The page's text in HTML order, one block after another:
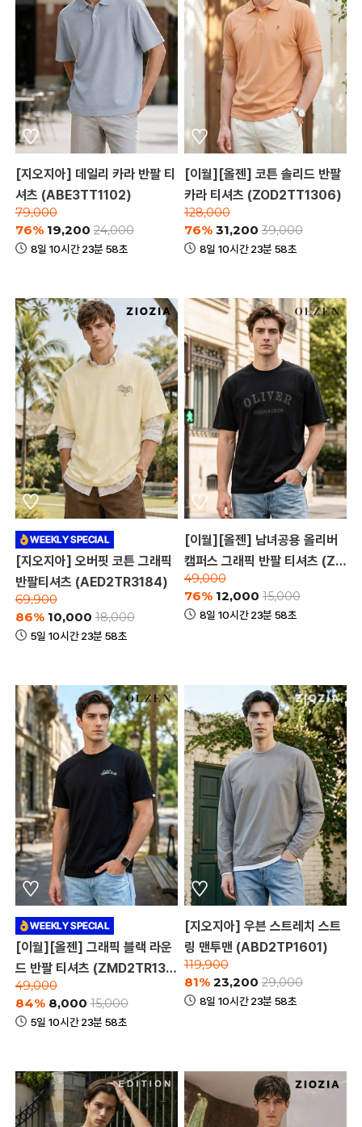
[지오지아] 데일리 카라 반팔 티
셔츠 (ABE3TT1102)
79,000
76% 19,200 24,000
8일 10시간 23분 58초
[이월][올젠] 코튼 솔리드 반팔
카라 티셔츠 (ZOD2TT1306)
128,000
76% 31,200 39,000
8일 10시간 23분 58초
[지오지아] 오버핏 코튼 그래픽
반팔티셔츠 (AED2TR3184)
69,900
86% 10,000 18,000
5일 10시간 23분 58초
[이월][올젠] 남녀공용 올리버
캠퍼스 그래픽 반팔 티셔츠 (ZM
D2TR1901_A)
49,000
76% 12,000 15,000
8일 10시간 23분 58초
[이월][올젠] 그래픽 블랙 라운
드 반팔 티셔츠 (ZMD2TR130
3_B)
49,000
84% 8,000 15,000
5일 10시간 23분 58초
[지오지아] 우븐 스트레치 스트
링 맨투맨 (ABD2TP1601)
119,900
81% 23,200 29,000
8일 10시간 23분 58초